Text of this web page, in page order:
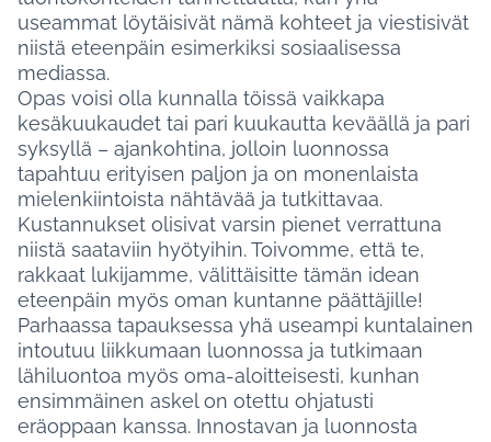
useammat löytäisivät nämä kohteet ja viestisivät
niistä eteenpäin esimerkiksi sosiaalisessa
mediassa.
Opas voisi olla kunnalla töissä vaikkapa
kesäkuukaudet tai pari kuukautta keväällä ja pari
syksyllä – ajankohtina, jolloin luonnossa
tapahtuu erityisen paljon ja on monenlaista
mielenkiintoista nähtävää ja tutkittavaa.
Kustannukset olisivat varsin pienet verrattuna
niistä saataviin hyötyihin. Toivomme, että te,
rakkaat lukijamme, välittäisitte tämän idean
eteenpäin myös oman kuntanne päättäjille!
Parhaassa tapauksessa yhä useampi kuntalainen
intoutuu liikkumaan luonnossa ja tutkimaan
lähiluontoa myös oma-aloitteisesti, kunhan
ensimmäinen askel on otettu ohjatusti
eräoppaan kanssa. Innostavan ja luonnosta